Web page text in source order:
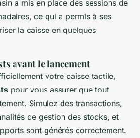
a mis en place des sessions de
ce qui a permis à ses
la caisse en quelques
avant le lancement
votre caisse tactile,
pour vous assurer que tout
Simulez des transactions,
de gestion des stocks, et
sont générés correctement.